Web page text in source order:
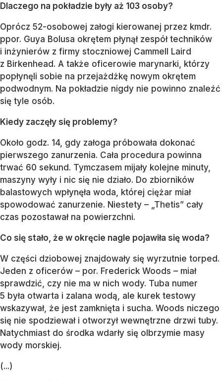
Dlaczego na pokładzie były aż 103 osoby?
Oprócz 52-osobowej załogi kierowanej przez kmdr.
ppor. Guya Bolusa okrętem płynął zespół techników
i inżynierów z firmy stoczniowej Cammell Laird
z Birkenhead. A także oficerowie marynarki, którzy
popłynęli sobie na przejażdżkę nowym okrętem
podwodnym. Na pokładzie nigdy nie powinno znaleźć
się tyle osób.
Kiedy zaczęły się problemy?
Około godz. 14, gdy załoga próbowała dokonać
pierwszego zanurzenia. Cała procedura powinna
trwać 60 sekund. Tymczasem mijały kolejne minuty,
maszyny wyły i nic się nie działo. Do zbiorników
balastowych wpłynęła woda, której ciężar miał
spowodować zanurzenie. Niestety – „Thetis” cały
czas pozostawał na powierzchni.
Co się stało, że w okręcie nagle pojawiła się woda?
W części dziobowej znajdowały się wyrzutnie torped.
Jeden z oficerów – por. Frederick Woods – miał
sprawdzić, czy nie ma w nich wody. Tuba numer
5 była otwarta i zalana wodą, ale kurek testowy
wskazywał, że jest zamknięta i sucha. Woods niczego
się nie spodziewał i otworzył wewnętrzne drzwi tuby.
Natychmiast do środka wdarły się olbrzymie masy
wody morskiej.
(...)